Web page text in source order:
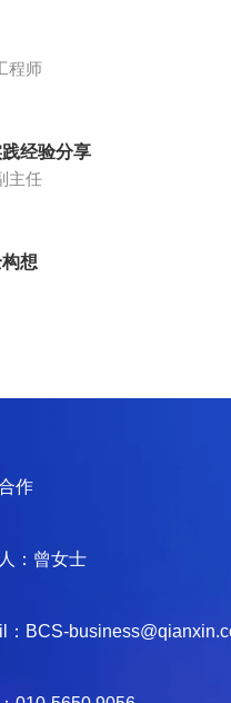
程师
经验分享
主任
想
作
：曾女士
：BCS-